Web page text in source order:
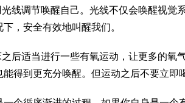
线调节唤醒自己。光线不仅会唤醒视觉
，安全有效地叫醒我们。
后适当进行一些有氧运动，让更多的氧
能得到更充分唤醒。但运动之后不要立即